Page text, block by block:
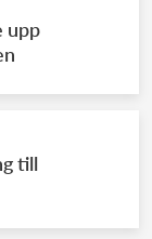
upp
till